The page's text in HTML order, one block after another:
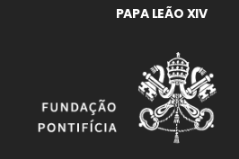
PAPA LEÃO XIV